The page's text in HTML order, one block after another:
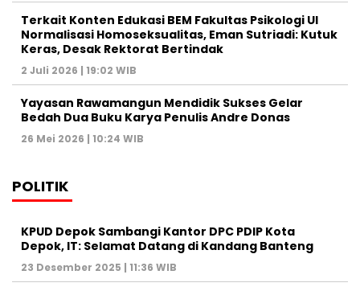
Terkait Konten Edukasi BEM Fakultas Psikologi UI
Normalisasi Homoseksualitas, Eman Sutriadi: Kutuk
Keras, Desak Rektorat Bertindak
2 Juli 2026 | 19:02 WIB
Yayasan Rawamangun Mendidik Sukses Gelar
Bedah Dua Buku Karya Penulis Andre Donas
26 Mei 2026 | 10:24 WIB
POLITIK
KPUD Depok Sambangi Kantor DPC PDIP Kota
Depok, IT: Selamat Datang di Kandang Banteng
23 Desember 2025 | 11:36 WIB